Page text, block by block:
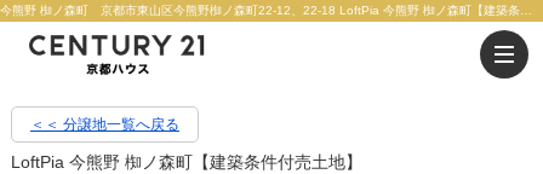
＜＜ 分譲地一覧へ戻る
LoftPia 今熊野 椥ノ森町【建築条件付売土地】